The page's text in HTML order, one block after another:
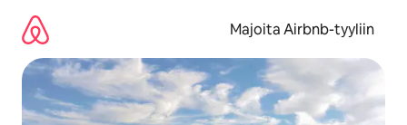
sisältö
väliin
Majoita Airbnb-tyyliin